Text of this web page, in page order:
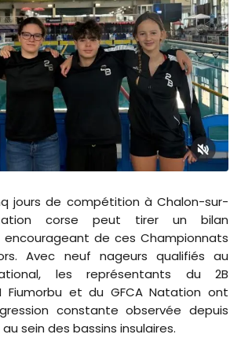
jours de compétition à Chalon-sur-
corse peut tirer un bilan
de ces Championnats
Avec neuf nageurs qualifiés au
les représentants du 2B
Fiumorbu et du GFCA Natation ont
constante observée depuis
sein des bassins insulaires.